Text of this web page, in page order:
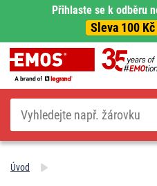
Přihlaste se k odběru
Sleva 100 Kč
Hledat
Úvod